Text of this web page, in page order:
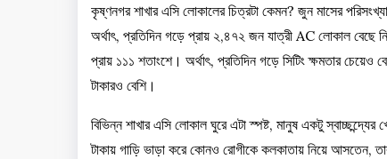
কৃষ্ণনগর শাখার এসি লোকালের চিত্রটা কেমন? জুন মাসের
অর্থাৎ, প্রতিদিন গড়ে প্রায় ২,৪৭২ জন যাত্রী AC লোকাল বেছে
প্রায় ১১১ শতাংশে। অর্থাৎ, প্রতিদিন গড়ে সিটিং ক্ষমতার
টাকারও বেশি।
বিভিন্ন শাখার এসি লোকাল ঘুরে এটা স্পষ্ট, মানুষ একটু
টাকায় গাড়ি ভাড়া করে কোনও রোগীকে কলকাতায় নিয়ে আসতেন,